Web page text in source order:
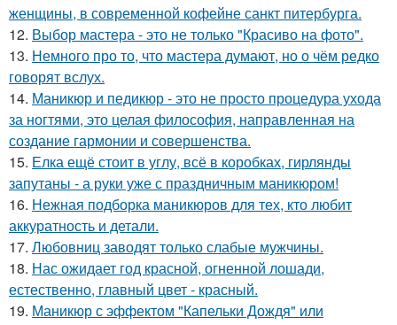
женщины, в современной кофейне санкт питербурга.
12. Выбор мастера - это не только "Красиво на фото".
13. Немного про то, что мастера думают, но о чём редко
говорят вслух.
14. Маникюр и педикюр - это не просто процедура ухода
за ногтями, это целая философия, направленная на
создание гармонии и совершенства.
15. Елка ещё стоит в углу, всё в коробках, гирлянды
запутаны - а руки уже с праздничным маникюром!
16. Нежная подборка маникюров для тех, кто любит
аккуратность и детали.
17. Любовниц заводят только слабые мужчины.
18. Нас ожидает год красной, огненной лошади,
естественно, главный цвет - красный.
19. Маникюр с эффектом "Капельки Дождя" или